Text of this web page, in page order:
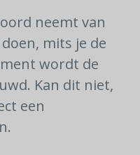
neemt van
mits je de
wordt de
Kan dit niet,
een